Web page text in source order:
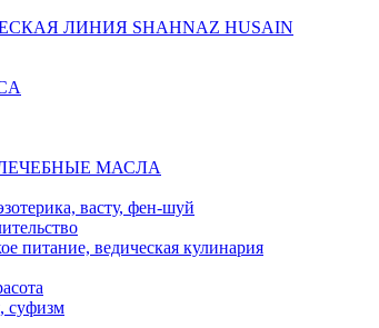
ЛИНИЯ SHAHNAZ HUSAIN
МАСЛА
васту, фен-шуй
питание, ведическая кулинария
суфизм